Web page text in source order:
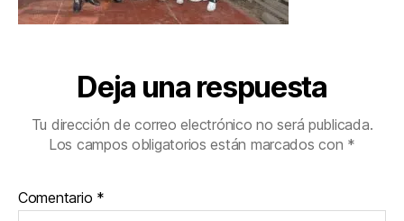
Deja una respuesta
Tu dirección de correo electrónico no será publicada.
Los campos obligatorios están marcados con *
Comentario *